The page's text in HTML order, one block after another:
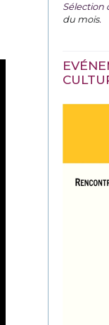
Sélection
du mois.